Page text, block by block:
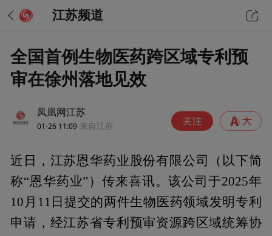
江苏频道
全国首例生物医药跨区域专利预
审在徐州落地见效
凤凰网江苏
01-26 11:09 来自江苏
近日，江苏恩华药业股份有限公司（以下简
称“恩华药业”）传来喜讯。该公司于2025年
10月11日提交的两件生物医药领域发明专利
申请，经江苏省专利预审资源跨区域统筹协